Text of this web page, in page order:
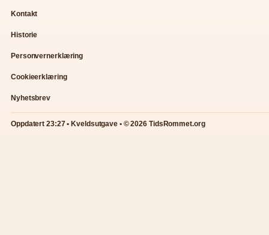
Kontakt
Historie
Personvernerklæring
Cookieerklæring
Nyhetsbrev
Oppdatert 23:27 • Kveldsutgave • © 2026 TidsRommet.org